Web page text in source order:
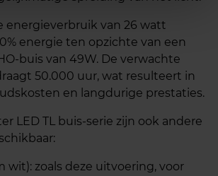
energieverbruik van 26 watt
energie ten opzichte van een
van 49W. De verwachte
50.000 uur, wat resulteert in
en langdurige prestaties.
LED TL buis‑serie zijn ook andere
wit): zoals deze uitvoering, voor